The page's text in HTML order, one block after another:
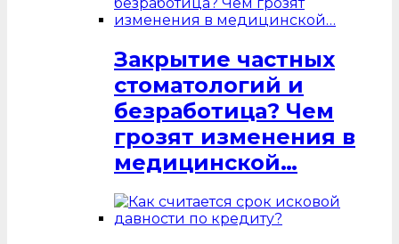
Закрытие частных
стоматологий и
безработица? Чем
грозят изменения в
медицинской…